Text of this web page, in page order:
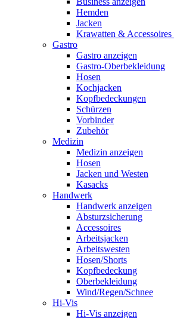
Hemden
Jacken
Krawatten &
Gastro
Gastro anzeigen
Gastro-Oberbekleidung
Hosen
Kochjacken
Kopfbedeckungen
Schürzen
Vorbinder
Zubehör
Medizin
Medizin anzeigen
Hosen
Jacken und Westen
Kasacks
Handwerk
Handwerk anzeigen
Absturzsicherung
Accessoires
Arbeitsjacken
Arbeitswesten
Hosen/Shorts
Kopfbedeckung
Oberbekleidung
Wind/Regen/Schnee
Hi-Vis
Hi-Vis anzeigen